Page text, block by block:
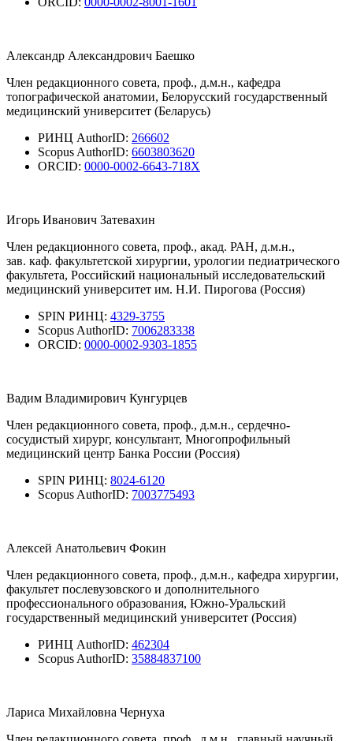
Александр Александрович Баешко
Член редакционного совета, проф., д.м.н., кафедра
топографической анатомии, Белорусский государственный
медицинский университет (Беларусь)
РИНЦ AuthorID: 266602
Scopus AuthorID: 6603803620
ORCID: 0000-0002-6643-718X
Игорь Иванович Затевахин
Член редакционного совета, проф., акад. РАН, д.м.н.,
зав. каф. факультетской хирургии, урологии педиатрического
факультета, Российский национальный исследовательский
медицинский университет им. Н.И. Пирогова (Россия)
SPIN РИНЦ: 4329-3755
Scopus AuthorID: 7006283338
ORCID: 0000-0002-9303-1855
Вадим Владимирович Кунгурцев
Член редакционного совета, проф., д.м.н., сердечно-
сосудистый хирург, консультант, Многопрофильный
медицинский центр Банка России (Россия)
SPIN РИНЦ: 8024-6120
Scopus AuthorID: 7003775493
Алексей Анатольевич Фокин
Член редакционного совета, проф., д.м.н., кафедра хирургии,
факультет послевузовского и дополнительного
профессионального образования, Южно-Уральский
государственный медицинский университет (Россия)
РИНЦ AuthorID: 462304
Scopus AuthorID: 35884837100
Лариса Михайловна Чернуха